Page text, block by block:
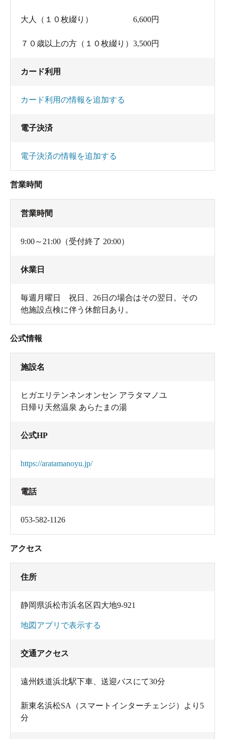
大人（１０枚綴り） 6,600円
７０歳以上の方（１０枚綴り）3,500円
カード利用
カード利用の情報を追加する
電子決済
電子決済の情報を追加する
営業時間
営業時間
9:00～21:00（受付終了 20:00）
休業日
毎週月曜日 祝日、26日の場合はその翌日。その
他施設点検に伴う休館日あり。
公式情報
施設名
ヒガエリテンネンオンセン アラタマノユ
日帰り天然温泉 あらたまの湯
公式HP
https://aratamanoyu.jp/
電話
053-582-1126
アクセス
住所
静岡県浜松市浜名区四大地9-921
地図アプリで表示する
交通アクセス
遠州鉄道浜北駅下車、送迎バスにて30分
新東名浜松SA（スマートインターチェンジ）より5
分